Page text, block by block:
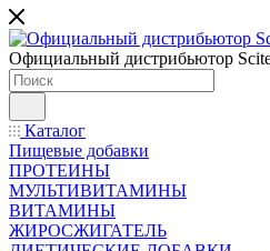
Официальный дистрибьютор
Каталог
Пищевые добавки
ПРОТЕИНЫ
МУЛЬТИВИТАМИНЫ
ВИТАМИНЫ
ЖИРОСЖИГАТЕЛЬ